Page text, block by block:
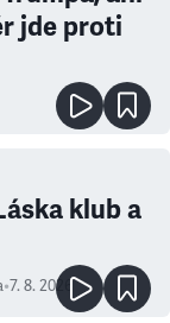
jde proti
klub a
•7. 8. 2026